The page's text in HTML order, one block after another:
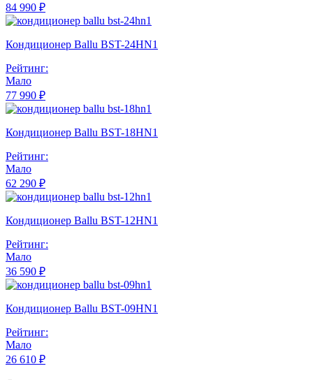
84 990 ₽
Кондиционер Ballu BST-24HN1
Рейтинг:
Мало
77 990 ₽
Кондиционер Ballu BST-18HN1
Рейтинг:
Мало
62 290 ₽
Кондиционер Ballu BST-12HN1
Рейтинг:
Мало
36 590 ₽
Кондиционер Ballu BST-09HN1
Рейтинг:
Мало
26 610 ₽